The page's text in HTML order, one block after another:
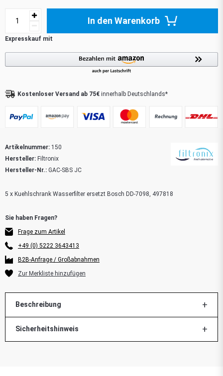
Artikelnummer: 150
Hersteller: Filtronix
Hersteller-Nr.: GAC-SBS JC
5 x Kuehlschrank Wasserfilter ersetzt Bosch DD-7098, 497818
Frage zum Artikel
+49 (0) 5222 3643413
B2B-Anfrage / Großabnahmen
In den Warenkorb
Kostenloser Versand ab 75€ innerhalb Deutschlands*
Beschreibung
Sicherheitshinweis